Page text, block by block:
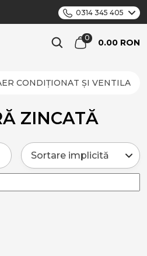
0314 345 405
0.00 RON
CONDIȚIONAT ȘI VENTILARE
ZINCATĂ